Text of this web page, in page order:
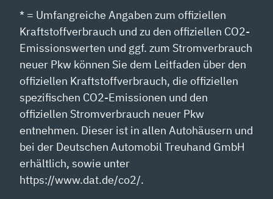
* = Umfangreiche Angaben zum offiziellen
Kraftstoffverbrauch und zu den offiziellen CO2-
Emissionswerten und ggf. zum Stromverbrauch
neuer Pkw können Sie dem Leitfaden über den
offiziellen Kraftstoffverbrauch, die offiziellen
spezifischen CO2-Emissionen und den
offiziellen Stromverbrauch neuer Pkw
entnehmen. Dieser ist in allen Autohäusern und
bei der Deutschen Automobil Treuhand GmbH
erhältlich, sowie unter
https://www.dat.de/co2/.